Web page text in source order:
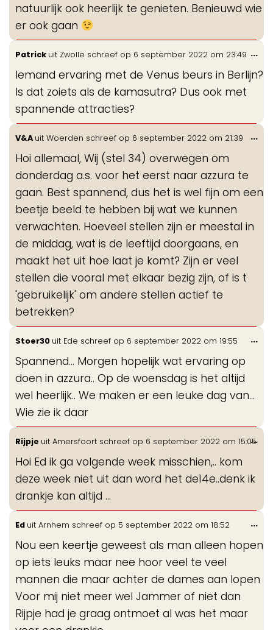
natuurlijk ook heerlijk te genieten. Benieuwd wie
er ook gaan
Patrick uit Zwolle schreef op 6 september 2022 om 23:49
Iemand ervaring met de Venus beurs in Berlijn?
Is dat zoiets als de kamasutra? Dus ook met
spannende attracties?
...
V&A uit Woerden schreef op 6 september 2022 om 21:39
Hoi allemaal, Wij (stel 34) overwegen om
donderdag a.s. voor het eerst naar azzura te
gaan. Best spannend, dus het is wel fijn om een
beetje beeld te hebben bij wat we kunnen
verwachten. Hoeveel stellen zijn er meestal in
de middag, wat is de leeftijd doorgaans, en
maakt het uit hoe laat je komt? Zijn er veel
stellen die vooral met elkaar bezig zijn, of is t
'gebruikelijk' om andere stellen actief te
betrekken?
...
Stoer30 uit Ede schreef op 6 september 2022 om 19:55
Spannend... Morgen hopelijk wat ervaring op
doen in azzura.. Op de woensdag is het altijd
wel heerlijk.. We maken er een leuke dag van...
Wie zie ik daar
...
Rijpje uit Amersfoort schreef op 6 september 2022 om 15:05
Hoi Ed ik ga volgende week misschien,.. kom
deze week niet uit dan word het de14e..denk ik
drankje kan altijd ...
...
Ed uit Arnhem schreef op 5 september 2022 om 18:52
Nou een keertje geweest als man alleen hopen
op iets leuks maar nee hoor veel te veel
mannen die maar achter de dames aan lopen
Voor mij niet meer wel Jammer of niet dan
Rijpje had je graag ontmoet al was het maar
...